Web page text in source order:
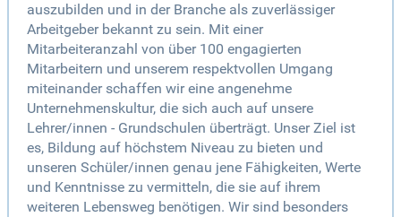
auszubilden und in der Branche als zuverlässiger
Arbeitgeber bekannt zu sein. Mit einer
Mitarbeiteranzahl von über 100 engagierten
Mitarbeitern und unserem respektvollen Umgang
miteinander schaffen wir eine angenehme
Unternehmenskultur, die sich auch auf unsere
Lehrer/innen - Grundschulen überträgt. Unser Ziel ist
es, Bildung auf höchstem Niveau zu bieten und
unseren Schüler/innen genau jene Fähigkeiten, Werte
und Kenntnisse zu vermitteln, die sie auf ihrem
weiteren Lebensweg benötigen. Wir sind besonders